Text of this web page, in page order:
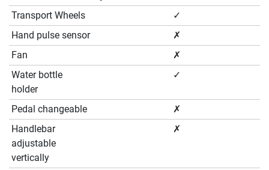
Transport Wheels
✓
Hand pulse sensor
✗
Fan
✗
Water bottle
holder
✓
Pedal changeable
✗
Handlebar
adjustable
vertically
✗